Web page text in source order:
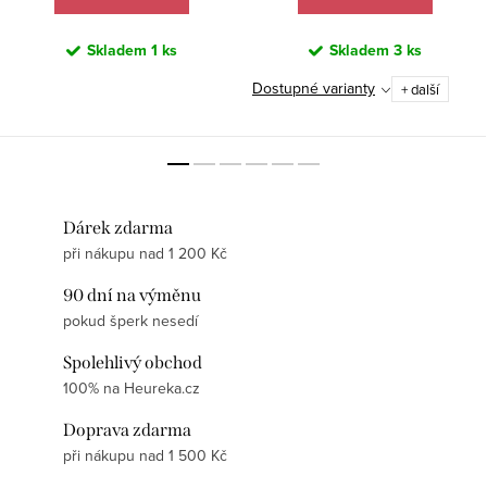
Skladem 1 ks Skladem 3 ks
Dostupné varianty
+ další
Dárek zdarma
při nákupu nad 1 200 Kč
90 dní na výměnu
pokud šperk nesedí
Spolehlivý obchod
100% na Heureka.cz
Doprava zdarma
při nákupu nad 1 500 Kč